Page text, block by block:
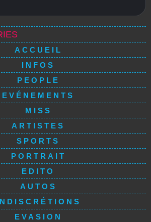
ACCUEIL
INFOS
PEOPLE
EVÉNEMENTS
MISS
ARTISTES
SPORTS
PORTRAIT
EDITO
AUTOS
EVASION